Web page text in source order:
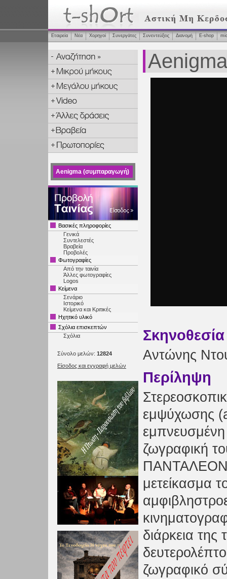
Εταιρεία Νέα Χορηγοί Συνεργάτες Συνεντεύξεις Διανομή Ε-shop
Aenigma (συμπαραγωγή)
Βασικές πληροφορίες
Γενικά
Συντελεστές
Βραβεία
Προβολές
Φωτογραφίες
Από την ταινία
Άλλες φωτογραφίες
Logos
Κείμενα
Σενάριο
Ιστορικό
Κείμενα και Κριτικές
Ηχητικό υλικό
Σχόλια επισκεπτών
Σχόλια
Σύνολο μελών: 12824
Είσοδος και εγγραφή μελών
Σκηνοθεσία
Αντώνης
Περίληψη
εμψύχωσης
ζωγραφική
μετείκασμα
διάρκεια
ζωγραφικό